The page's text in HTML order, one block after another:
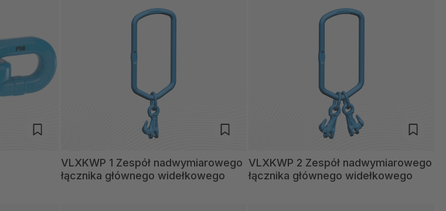
VLXKWP 1 Zespół nadwymiarowego
łącznika głównego widełkowego
VLXKWP 2 Zespół nadwymiarowego
łącznika głównego widełkowego